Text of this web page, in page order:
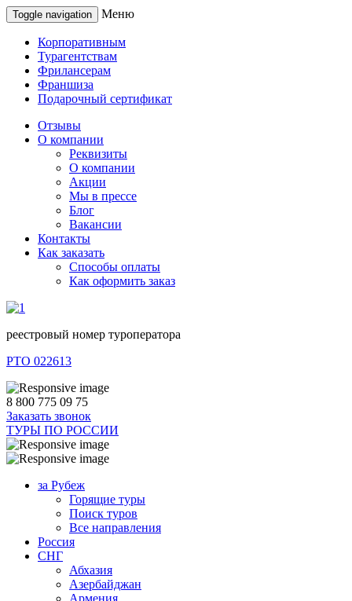
Toggle navigation Меню
Корпоративным
Турагентствам
Фрилансерам
Франшиза
Подарочный сертификат
Отзывы
О компании
Реквизиты
О компании
Акции
Мы в прессе
Блог
Вакансии
Контакты
Как заказать
Способы оплаты
Как оформить заказ
реестровый номер туроператора
РТО 022613
8 800 775 09 75
Заказать звонок
ТУРЫ ПО РОССИИ
за Рубеж
Горящие туры
Поиск туров
Все направления
Россия
СНГ
Абхазия
Азербайджан
Армения